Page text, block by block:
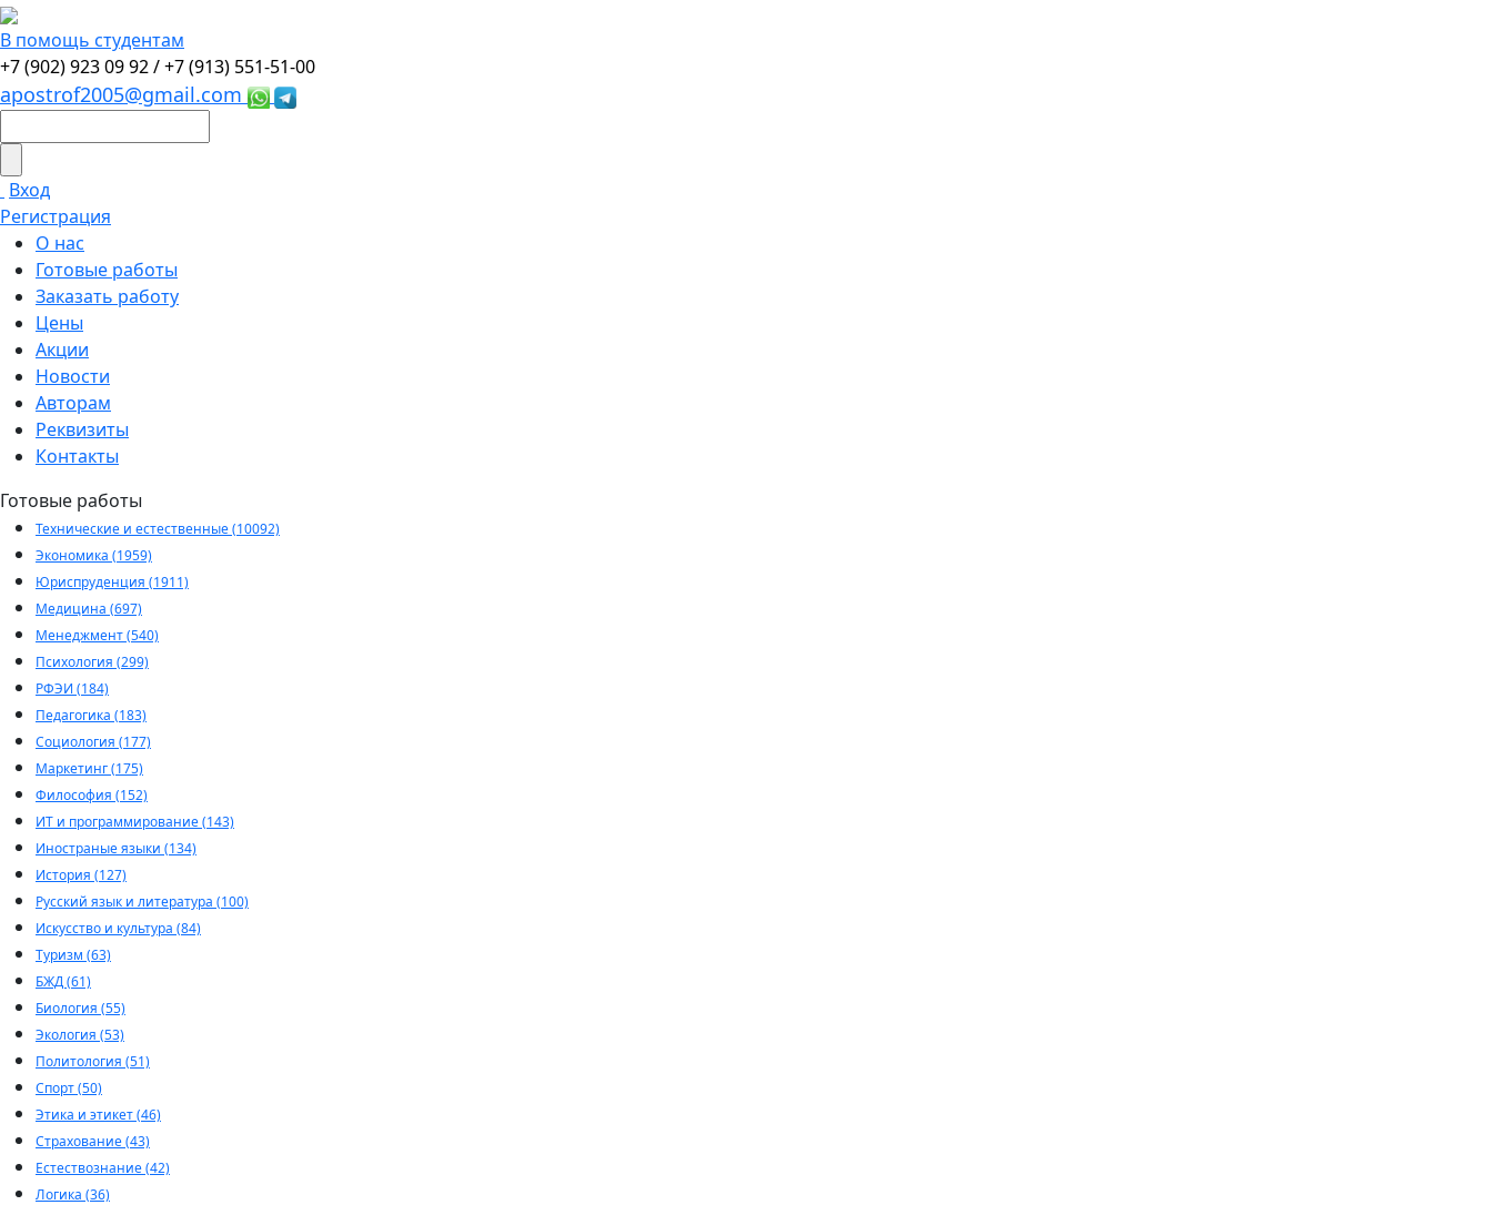
В помощь студентам
+7 (902) 923 09 92 /+7 (913) 551-51-00
apostrof2005@gmail.com
Вход
Регистрация
О нас
Готовые работы
Заказать работу
Цены
Акции
Новости
Авторам
Реквизиты
Контакты
Готовые работы
Технические и естественные (10092)
Экономика (1959)
Юриспруденция (1911)
Медицина (697)
Менеджмент (540)
Психология (299)
РФЭИ (184)
Педагогика (183)
Социология (177)
Маркетинг (175)
Философия (152)
ИТ и программирование (143)
Иностраные языки (134)
История (127)
Русский язык и литература (100)
Искусство и культура (84)
Туризм (63)
БЖД (61)
Биология (55)
Экология (53)
Политология (51)
Спорт (50)
Этика и этикет (46)
Страхование (43)
Естествознание (42)
Логика (36)